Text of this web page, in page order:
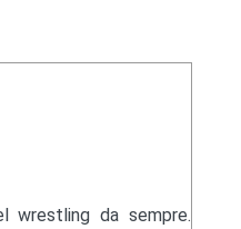
wrestling da sempre.